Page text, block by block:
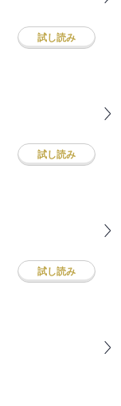
試し読み
試し読み
試し読み